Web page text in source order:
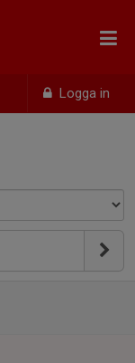
Logga in